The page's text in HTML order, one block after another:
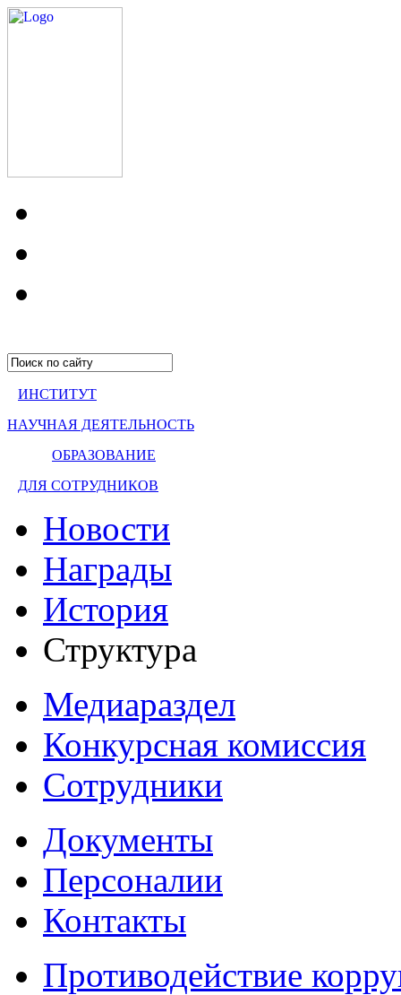
ИНСТИТУТ
НАУЧНАЯ ДЕЯТЕЛЬНОСТЬ
ОБРАЗОВАНИЕ
ДЛЯ СОТРУДНИКОВ
Новости
Награды
История
Структура
Медиараздел
Конкурсная комиссия
Сотрудники
Документы
Персоналии
Контакты
Противодействие